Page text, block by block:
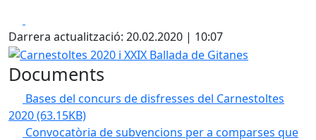
Darrera actualització: 20.02.2020 | 10:07
Carnestoltes 2020 i XXIX Ballada de Gitanes
Documents
Bases del concurs de disfresses del Carnestoltes
2020(63.15KB)
Convocatòria de subvencions per a comparses que